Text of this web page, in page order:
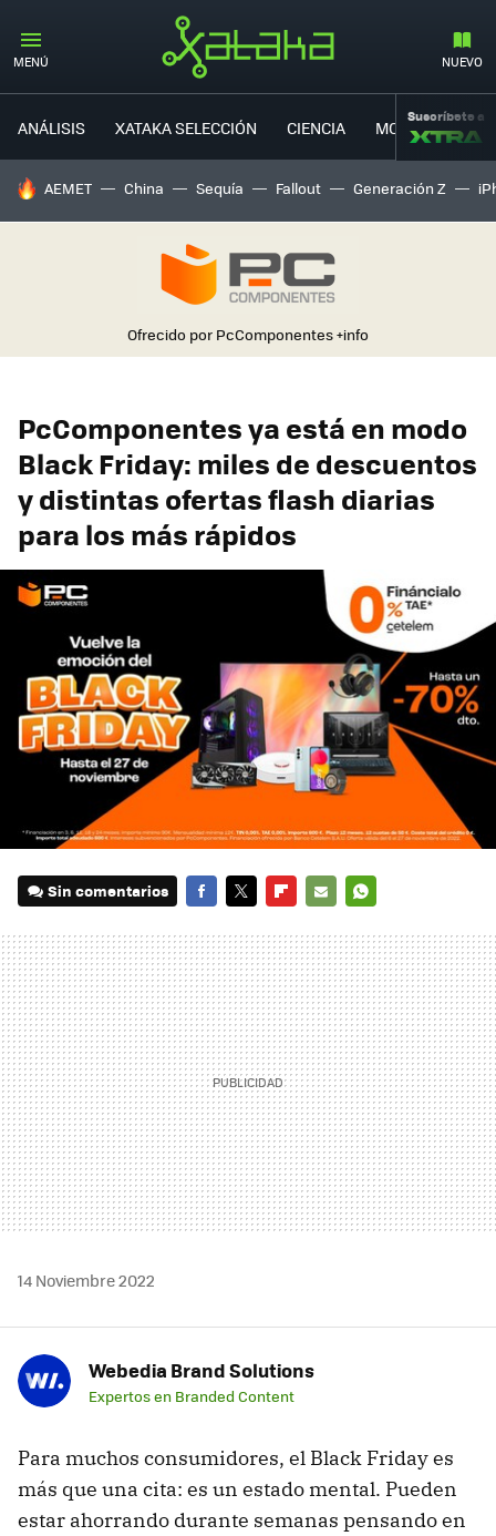
MENÚ NUEVO
ANÁLISIS XATAKA SELECCIÓN CIENCIA MOVILIDAD
Suscríbete a
HOY SE HABLA DE
AEMET China Sequía Fallout Generación Z
Ofrecido por PcComponentes+info
PcComponentes ya está en modo
Black Friday: miles de descuentos
y distintas ofertas flash diarias
para los más rápidos
Sin comentarios
MAIL
14 Noviembre 2022
Webedia Brand Solutions
Expertos en Branded Content
Para muchos consumidores, el Black Friday es
más que una cita: es un estado mental. Pueden
estar ahorrando durante semanas pensando en